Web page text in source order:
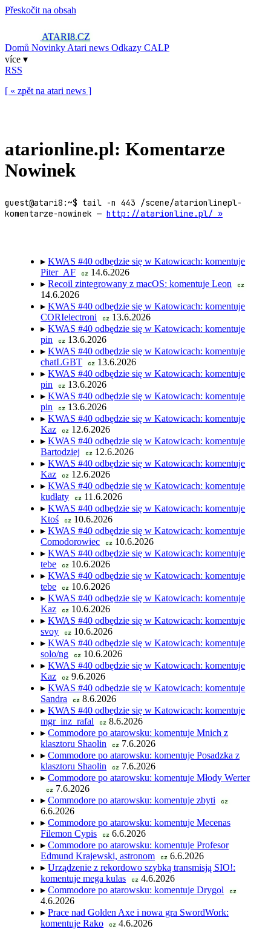
Přeskočit na obsah
ATARI8.CZ
Domů Novinky Atari news Odkazy CALP
více ▾
RSS
[ « zpět na atari news ]
atarionline.pl: Komentarze
Nowinek
guest@atari8:~$ tail -n 443 /scene/atarionlinepl-
komentarze-nowinek — http://atarionline.pl/ »
▸ KWAS #40 odbędzie się w Katowicach: komentuje
Piter_AF
cz 14.6.2026
▸ Recoil zintegrowany z macOS: komentuje Leon cz
14.6.2026
▸ KWAS #40 odbędzie się w Katowicach: komentuje
CORIelectroni
cz 13.6.2026
▸ KWAS #40 odbędzie się w Katowicach: komentuje
pin
cz 13.6.2026
▸ KWAS #40 odbędzie się w Katowicach: komentuje
chatLGBT
cz 13.6.2026
▸ KWAS #40 odbędzie się w Katowicach: komentuje
pin
cz 13.6.2026
▸ KWAS #40 odbędzie się w Katowicach: komentuje
pin
cz 13.6.2026
▸ KWAS #40 odbędzie się w Katowicach: komentuje
Kaz
cz 12.6.2026
▸ KWAS #40 odbędzie się w Katowicach: komentuje
Bartodziej
cz 12.6.2026
▸ KWAS #40 odbędzie się w Katowicach: komentuje
Kaz
cz 12.6.2026
▸ KWAS #40 odbędzie się w Katowicach: komentuje
kudłaty
cz 11.6.2026
▸ KWAS #40 odbędzie się w Katowicach: komentuje
Ktoś
cz 10.6.2026
▸ KWAS #40 odbędzie się w Katowicach: komentuje
Comodorowiec
cz 10.6.2026
▸ KWAS #40 odbędzie się w Katowicach: komentuje
tebe
cz 10.6.2026
▸ KWAS #40 odbędzie się w Katowicach: komentuje
tebe
cz 10.6.2026
▸ KWAS #40 odbędzie się w Katowicach: komentuje
Kaz
cz 10.6.2026
▸ KWAS #40 odbędzie się w Katowicach: komentuje
svoy
cz 10.6.2026
▸ KWAS #40 odbędzie się w Katowicach: komentuje
solo/ng
cz 10.6.2026
▸ KWAS #40 odbędzie się w Katowicach: komentuje
Kaz
cz 9.6.2026
▸ KWAS #40 odbędzie się w Katowicach: komentuje
Sandra
cz 8.6.2026
▸ KWAS #40 odbędzie się w Katowicach: komentuje
mgr_inz_rafal
cz 8.6.2026
▸ Commodore po atarowsku: komentuje Mnich z
klasztoru Shaolin
cz 7.6.2026
▸ Commodore po atarowsku: komentuje Posadzka z
klasztoru Shaolin
cz 7.6.2026
▸ Commodore po atarowsku: komentuje Młody Werter
cz 7.6.2026
▸ Commodore po atarowsku: komentuje zbyti cz
6.6.2026
▸ Commodore po atarowsku: komentuje Mecenas
Filemon Cypis
cz 6.6.2026
▸ Commodore po atarowsku: komentuje Profesor
Edmund Krajewski, astronom
cz 6.6.2026
▸ Urządzenie z rekordowo szybką transmisją SIO!:
komentuje mega kulas
cz 4.6.2026
▸ Commodore po atarowsku: komentuje Drygol cz
4.6.2026
▸ Prace nad Golden Axe i nowa gra SwordWork:
komentuje Rako
cz 4.6.2026